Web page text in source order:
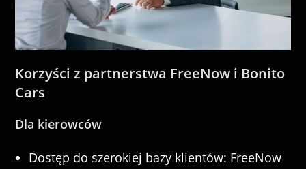
Korzyści z partnerstwa FreeNow i Bonito
Cars
Dla kierowców
Dostęp do szerokiej bazy klientów: FreeNow